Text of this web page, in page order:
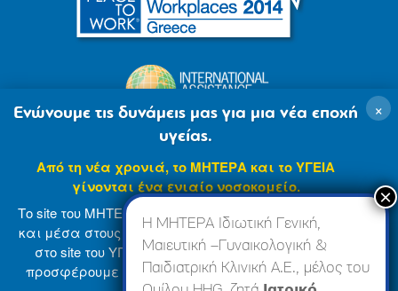
© 2007-2024 ΜΗΤΕΡΑ Α.Ε Όροι Χρήσης
Η ΜΗΤΕΡΑ Ιδιωτική Γενική,
Μαιευτική –Γυναικολογική &
Παιδιατρική Κλινική Α.Ε., μέλος του
×
Ενώνουμε τις δυνάμεις μας για μια νέα εποχή
υγείας.
Από τη νέα χρονιά, το ΜΗΤΕΡΑ και το ΥΓΕΙΑ
γίνονται ένα ενιαίο νοσοκομείο.
Το site του ΜΗΤΕΡΑ βρίσκεται σε φάση ανανέωσης
και μέσα στους επόμενους μήνες θα ενσωματωθεί
στο site του ΥΓΕΙΑ (www.hygeia.gr), ώστε να σας
προσφέρουμε μια πιο ολοκληρωμένη και ενιαία